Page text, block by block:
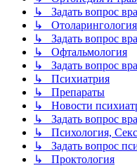
↳ Задать вопрос
↳
↳ Задать вопрос
↳ Офтальмология
↳ Задать вопрос
↳ Психиатрия
↳ Препараты
↳ Новости
↳ Задать вопрос
↳ Психология,
↳ Задать вопрос
↳ Проктология